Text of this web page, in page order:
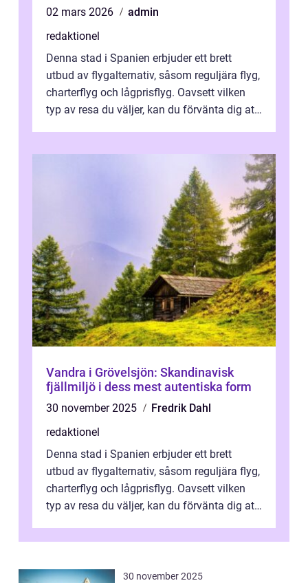
02 mars 2026
admin
redaktionel
Denna stad i Spanien erbjuder ett brett
utbud av flygalternativ, såsom reguljära flyg,
charterflyg och lågprisflyg. Oavsett vilken
typ av resa du väljer, kan du förvänta dig att
Vandra i Grövelsjön: Skandinavisk
fjällmiljö i dess mest autentiska form
30 november 2025
Fredrik Dahl
redaktionel
Denna stad i Spanien erbjuder ett brett
utbud av flygalternativ, såsom reguljära flyg,
charterflyg och lågprisflyg. Oavsett vilken
typ av resa du väljer, kan du förvänta dig att
30 november 2025